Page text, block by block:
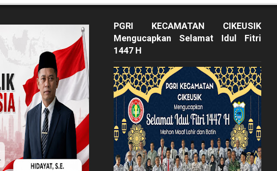
PGRI KECAMATAN CIKEUSIK
Mengucapkan Selamat Idul Fitri
1447 H